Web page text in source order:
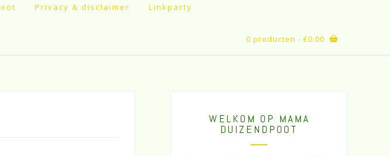
Privacy & disclaimer Linkparty
0 producten - €0.00
WELKOM OP MAMA
DUIZENDPOOT